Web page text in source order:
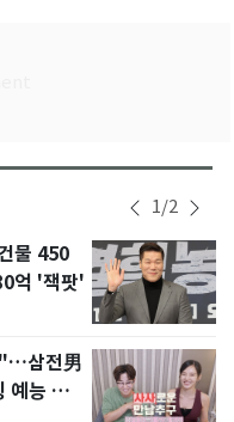
1/2
물 450
억 '잭팟'
삼전男
예능 화